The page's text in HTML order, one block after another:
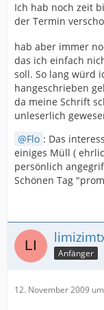
Ich hab noch zeit
der Termin
hab aber immer
das ich einfach
soll. So lang würd
hangeschrieben
da meine Schrift
unleserlich
Flo : Das
einiges Müll (
persönlich
Schönen Tag
Anfänger
12. November 2009